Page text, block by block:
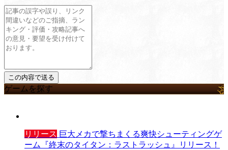
ゲームを探す
リリース 巨大メカで撃ちまくる爽快シューティングゲ
ーム『終末のタイタン：ラストラッシュ』リリース！